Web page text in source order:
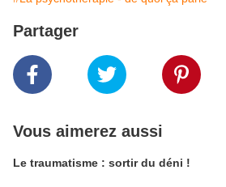
Partager
Vous aimerez aussi
Le traumatisme : sortir du déni !